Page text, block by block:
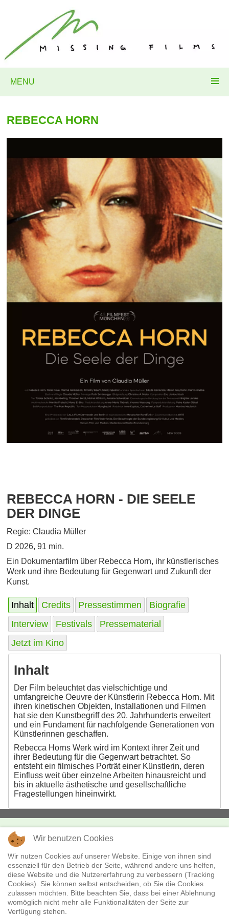
MENU
REBECCA HORN
REBECCA HORN - DIE SEELE
DER DINGE
Regie: Claudia Müller
D 2026, 91 min.
Ein Dokumentarfilm über Rebecca Horn, ihr künstlerisches
Werk und ihre Bedeutung für Gegenwart und Zukunft der
Kunst.
Inhalt Credits Pressestimmen
Biografie
Interview
Festivals
Pressematerial
Jetzt im Kino
Inhalt
Der Film beleuchtet das vielschichtige und
umfangreiche Oeuvre der Künstlerin Rebecca Horn. Mit
ihren kinetischen Objekten, Installationen und Filmen
hat sie den Kunstbegriff des 20. Jahrhunderts erweitert
und ein Fundament für nachfolgende Generationen von
Künstlerinnen geschaffen.
Rebecca Horns Werk wird im Kontext ihrer Zeit und
ihrer Bedeutung für die Gegenwart betrachtet. So
entsteht ein filmisches Porträt einer Künstlerin, deren
Einfluss weit über einzelne Arbeiten hinausreicht und
bis in aktuelle ästhetische und gesellschaftliche
Fragestellungen hineinwirkt.
KONTAKT
missingFILMs
Boxhagener Str. 18
10245 Berlin
Telefon:+49 - (0)30 - 28 36 530
E-Mail:verleih@missingfilms.de
Datenschutzerklärung
Wir benutzen Cookies
Wir nutzen Cookies auf unserer Website. Einige von ihnen sind
essenziell für den Betrieb der Seite, während andere uns helfen,
diese Website und die Nutzererfahrung zu verbessern (Tracking
Cookies). Sie können selbst entscheiden, ob Sie die Cookies
zulassen möchten. Bitte beachten Sie, dass bei einer Ablehnung
womöglich nicht mehr alle Funktionalitäten der Seite zur
Verfügung stehen.